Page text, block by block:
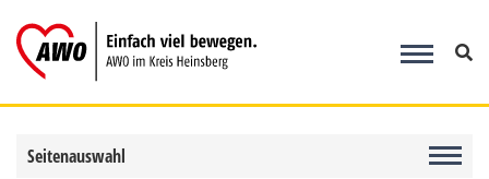
Inhalt
springen
Seitenauswahl